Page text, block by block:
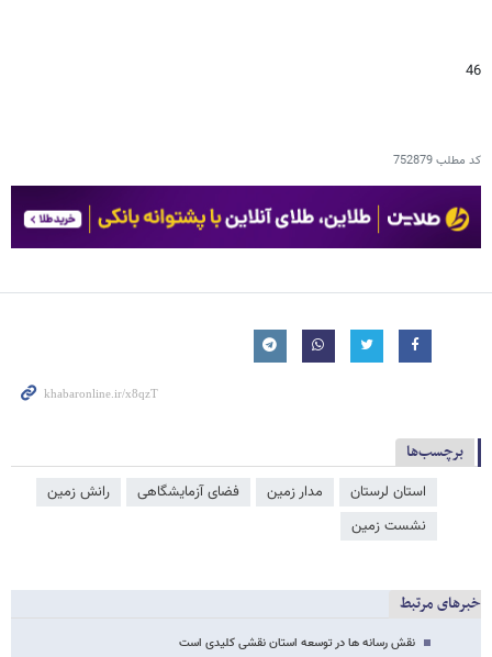
46
کد مطلب752879
برچسب‌ها
استان لرستان مدار زمین فضای آزمایشگاهی
رانش زمین
نشست زمین
خبرهای مرتبط
نقش رسانه ها در توسعه استان نقشی کلیدی است